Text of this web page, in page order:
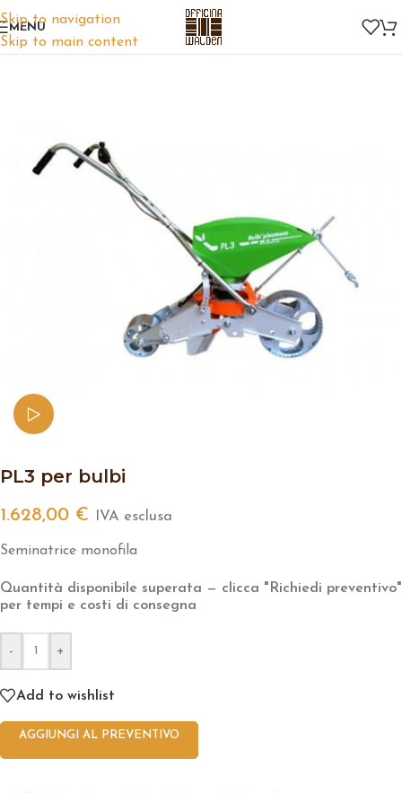
Skip to navigation
Skip to main content
MENU
Watch video
PL3 per bulbi
1.628,00 € IVA esclusa
Seminatrice monofila
Quantità disponibile superata — clicca "Richiedi preventivo"
per tempi e costi di consegna
- +
Add to wishlist
AGGIUNGI AL PREVENTIVO